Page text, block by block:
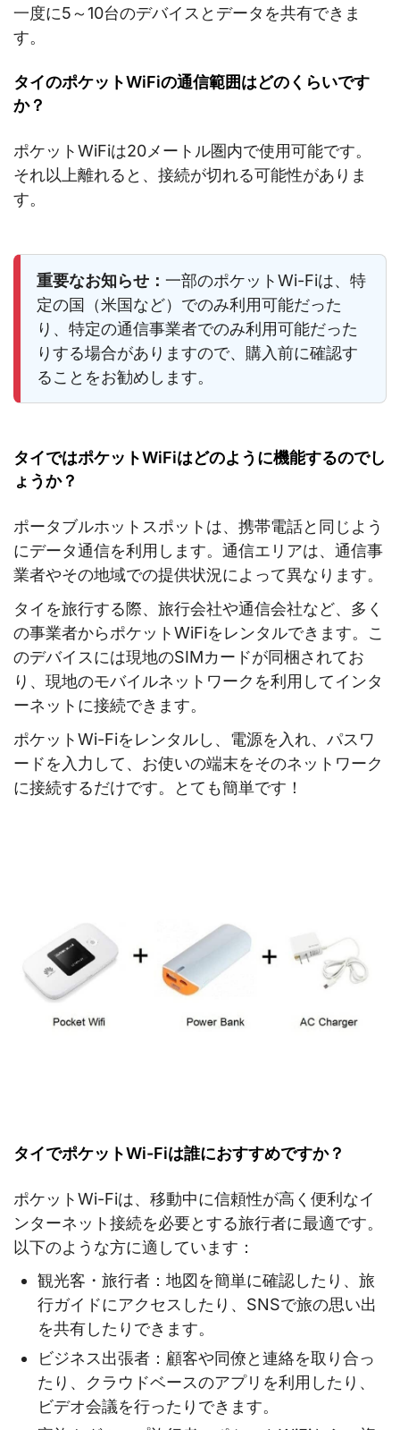
一度に5～10台のデバイスとデータを共有できま
す。
タイのポケットWiFiの通信範囲はどのくらいです
か？
ポケットWiFiは20メートル圏内で使用可能です。
それ以上離れると、接続が切れる可能性がありま
す。
重要なお知らせ： 一部のポケットWi-Fiは、特
定の国（米国など）でのみ利用可能だった
り、特定の通信事業者でのみ利用可能だった
りする場合がありますので、購入前に確認す
ることをお勧めします。
タイではポケットWiFiはどのように機能するのでし
ょうか？
ポータブルホットスポットは、携帯電話と同じよう
にデータ通信を利用します。通信エリアは、通信事
業者やその地域での提供状況によって異なります。
タイを旅行する際、旅行会社や通信会社など、多く
の事業者からポケットWiFiをレンタルできます。こ
のデバイスには現地のSIMカードが同梱されてお
り、現地のモバイルネットワークを利用してインタ
ーネットに接続できます。
ポケットWi-Fiをレンタルし、電源を入れ、パスワ
ードを入力して、お使いの端末をそのネットワーク
に接続するだけです。とても簡単です！
タイでポケットWi-Fiは誰におすすめですか？
ポケットWi-Fiは、移動中に信頼性が高く便利なイ
ンターネット接続を必要とする旅行者に最適です。
以下のような方に適しています：
観光客・旅行者：地図を簡単に確認したり、旅
行ガイドにアクセスしたり、SNSで旅の思い出
を共有したりできます。
ビジネス出張者：顧客や同僚と連絡を取り合っ
たり、クラウドベースのアプリを利用したり、
ビデオ会議を行ったりできます。